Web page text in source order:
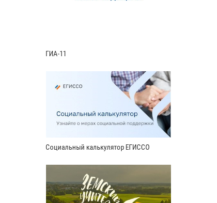
ГИА-11
Социальный калькулятор ЕГИССО